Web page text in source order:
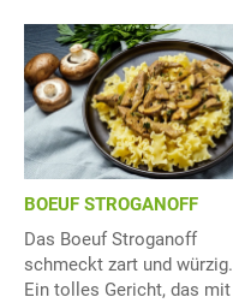
BOEUF STROGANOFF
Das Boeuf Stroganoff
schmeckt zart und würzig.
Ein tolles Gericht, das mit